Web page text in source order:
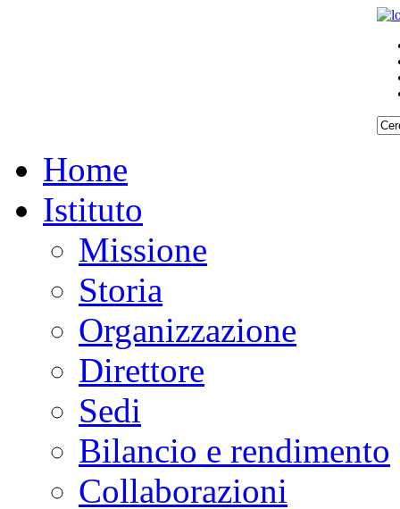
Home
Istituto
Missione
Storia
Organizzazione
Direttore
Sedi
Bilancio e rendimento
Collaborazioni